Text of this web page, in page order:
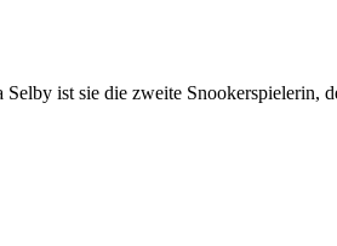
ist sie die zweite Snookerspielerin,